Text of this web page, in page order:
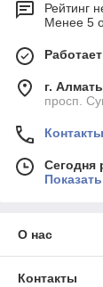
Рейтинг
Менее 5
г.
просп.
Контакты
Сегодня
О нас
Контакты